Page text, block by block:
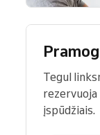
Tegul
įspūdžiais.